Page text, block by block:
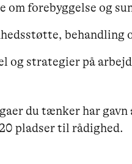
forebyggelse og
behandling
og strategier på
du tænker har
pladser til rådighed.